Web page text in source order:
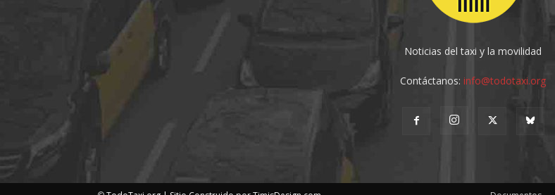
Noticias del taxi y la movilidad
Contáctanos:info@todotaxi.org